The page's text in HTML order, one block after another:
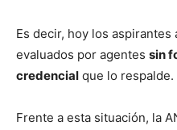
Es decir, hoy los
evaluados por agentes sin
credencial que lo respalde.
Frente a esta situación, la